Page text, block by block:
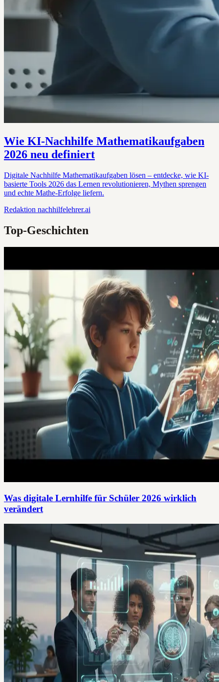
Wie KI-Nachhilfe Mathematikaufgaben
2026 neu definiert
Digitale Nachhilfe Mathematikaufgaben lösen – entdecke, wie KI-
basierte Tools 2026 das Lernen revolutionieren, Mythen sprengen
und echte Mathe-Erfolge liefern.
Redaktion nachhilfelehrer.ai
Top-Geschichten
Was digitale Lernhilfe für Schüler 2026 wirklich
verändert